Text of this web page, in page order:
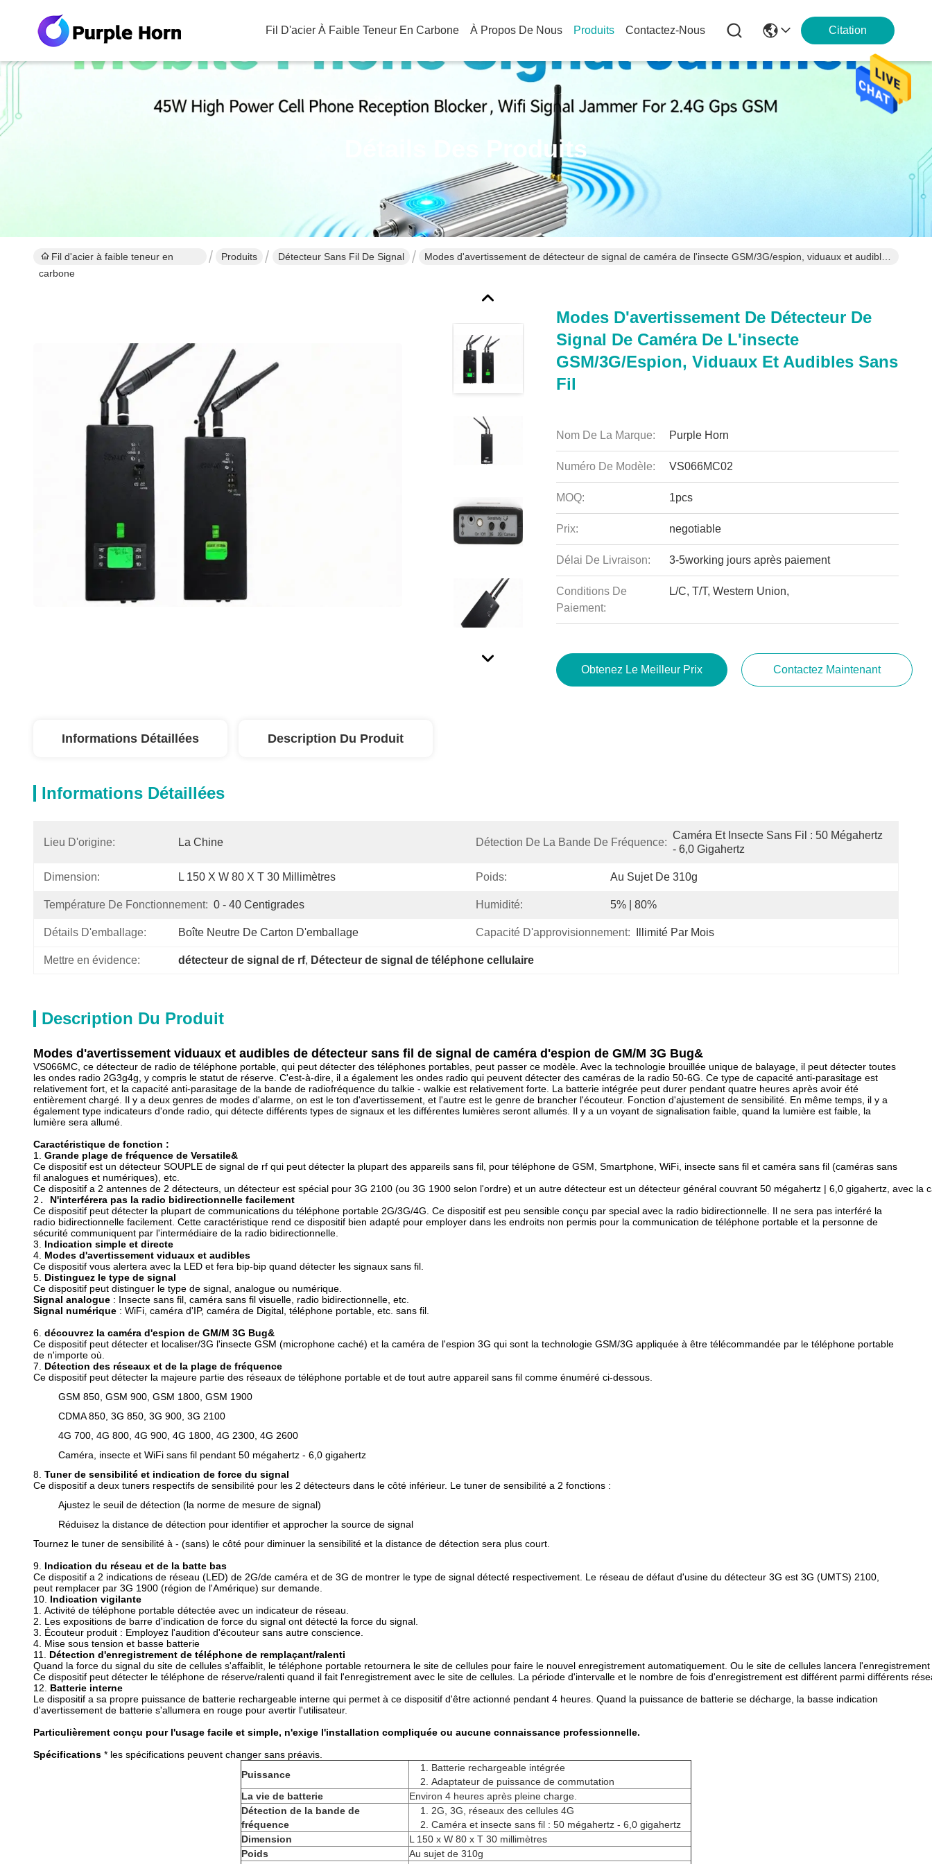
Fil D'acier À Faible Teneur En Carbone À Propos De Nous Produits Contactez-Nous Citation
Détails Des Produits
Fil d'acier à faible teneur en
carbone
Produits Détecteur Sans Fil De Signal
Modes d'avertissement de détecteur de signal de caméra de l'insecte GSM/3G/espion, viduaux et audibles
Modes D'avertissement De Détecteur De
Signal De Caméra De L'insecte
GSM/3G/espion, Viduaux Et Audibles Sans
Fil
Nom De La Marque: Purple Horn
Numéro De Modèle: VS066MC02
MOQ: 1pcs
Prix: negotiable
Délai De Livraison: 3-5working jours après paiement
Conditions De
Paiement:
L/C, T/T, Western Union,
Obtenez Le Meilleur Prix Contactez Maintenant
Informations Détaillées Description Du Produit
Informations Détaillées
Lieu D'origine: La Chine Détection De La Bande De Fréquence:
Caméra Et Insecte Sans Fil : 50 Mégahertz
- 6,0 Gigahertz
Dimension: L 150 X W 80 X T 30 Millimètres Poids: Au Sujet De 310g
Température De Fonctionnement: 0 - 40 Centigrades Humidité: 5% | 80%
Détails D'emballage: Boîte Neutre De Carton D'emballage Capacité D'approvisionnement: Illimité Par Mois
Mettre en évidence: détecteur de signal de rf, Détecteur de signal de téléphone cellulaire
Description Du Produit
Modes d'avertissement viduaux et audibles de détecteur sans fil de signal de caméra d'espion de GM/M 3G Bug&
VS066MC, ce détecteur de radio de téléphone portable, qui peut détecter des téléphones portables, peut passer ce modèle. Avec la technologie brouillée unique de balayage, il peut détecter toutes
les ondes radio 2G3g4g, y compris le statut de réserve. C'est-à-dire, il a également les ondes radio qui peuvent détecter des caméras de la radio 50-6G. Ce type de capacité anti-parasitage est
relativement fort, et la capacité anti-parasitage de la bande de radiofréquence du talkie - walkie est relativement forte. La batterie intégrée peut durer pendant quatre heures après avoir été
entièrement chargé. Il y a deux genres de modes d'alarme, on est le ton d'avertissement, et l'autre est le genre de brancher l'écouteur. Fonction d'ajustement de sensibilité. En même temps, il y a
également type indicateurs d'onde radio, qui détecte différents types de signaux et les différentes lumières seront allumés. Il y a un voyant de signalisation faible, quand la lumière est faible, la
lumière sera allumé.
Caractéristique de fonction :
1. Grande plage de fréquence de Versatile&
Ce dispositif est un détecteur SOUPLE de signal de rf qui peut détecter la plupart des appareils sans fil, pour téléphone de GSM, Smartphone, WiFi, insecte sans fil et caméra sans fil (caméras sans
fil analogues et numériques), etc.
Ce dispositif a 2 antennes de 2 détecteurs, un détecteur est spécial pour 3G 2100 (ou 3G 1900 selon l'ordre) et un autre détecteur est un détecteur général couvrant 50 mégahertz | 6,0 gigahertz, avec
2. N'interférera pas la radio bidirectionnelle facilement
Ce dispositif peut détecter la plupart de communications du téléphone portable 2G/3G/4G. Ce dispositif est peu sensible conçu par special avec la radio bidirectionnelle. Il ne sera pas interféré la
radio bidirectionnelle facilement. Cette caractéristique rend ce dispositif bien adapté pour employer dans les endroits non permis pour la communication de téléphone portable et la personne de
sécurité communiquent par l'intermédiaire de la radio bidirectionnelle.
3. Indication simple et directe
4. Modes d'avertissement viduaux et audibles
Ce dispositif vous alertera avec la LED et fera bip-bip quand détecter les signaux sans fil.
5. Distinguez le type de signal
Ce dispositif peut distinguer le type de signal, analogue ou numérique.
Signal analogue : Insecte sans fil, caméra sans fil visuelle, radio bidirectionnelle, etc.
Signal numérique : WiFi, caméra d'IP, caméra de Digital, téléphone portable, etc. sans fil.
6. découvrez la caméra d'espion de GM/M 3G Bug&
Ce dispositif peut détecter et localiser/3G l'insecte GSM (microphone caché) et la caméra de l'espion 3G qui sont la technologie GSM/3G appliquée à être télécommandée par le téléphone portable
de n'importe où.
7. Détection des réseaux et de la plage de fréquence
Ce dispositif peut détecter la majeure partie des réseaux de téléphone portable et de tout autre appareil sans fil comme énuméré ci-dessous.
GSM 850, GSM 900, GSM 1800, GSM 1900
CDMA 850, 3G 850, 3G 900, 3G 2100
4G 700, 4G 800, 4G 900, 4G 1800, 4G 2300, 4G 2600
Caméra, insecte et WiFi sans fil pendant 50 mégahertz - 6,0 gigahertz
8. Tuner de sensibilité et indication de force du signal
Ce dispositif a deux tuners respectifs de sensibilité pour les 2 détecteurs dans le côté inférieur. Le tuner de sensibilité a 2 fonctions :
Ajustez le seuil de détection (la norme de mesure de signal)
Réduisez la distance de détection pour identifier et approcher la source de signal
Tournez le tuner de sensibilité à - (sans) le côté pour diminuer la sensibilité et la distance de détection sera plus court.
9. Indication du réseau et de la batte bas
Ce dispositif a 2 indications de réseau (LED) de 2G/de caméra et de 3G de montrer le type de signal détecté respectivement. Le réseau de défaut d'usine du détecteur 3G est 3G (UMTS) 2100,
peut remplacer par 3G 1900 (région de l'Amérique) sur demande.
10. Indication vigilante
1. Activité de téléphone portable détectée avec un indicateur de réseau.
2. Les expositions de barre d'indication de force du signal ont détecté la force du signal.
3. Écouteur produit : Employez l'audition d'écouteur sans autre conscience.
4. Mise sous tension et basse batterie
11. Détection d'enregistrement de téléphone de remplaçant/ralenti
Quand la force du signal du site de cellules s'affaiblit, le téléphone portable retournera le site de cellules pour faire le nouvel enregistrement automatiquement. Ou le site de cellules lancera
Ce dispositif peut détecter le téléphone de réserve/ralenti quand il fait l'enregistrement avec le site de cellules. La période d'intervalle et le nombre de fois d'enregistrement est différent parmi différents
12. Batterie interne
Le dispositif a sa propre puissance de batterie rechargeable interne qui permet à ce dispositif d'être actionné pendant 4 heures. Quand la puissance de batterie se décharge, la basse indication
d'avertissement de batterie s'allumera en rouge pour avertir l'utilisateur.
Particulièrement conçu pour l'usage facile et simple, n'exige l'installation compliquée ou aucune connaissance professionnelle.
Spécifications * les spécifications peuvent changer sans préavis.
Puissance
1. Batterie rechargeable intégrée
2. Adaptateur de puissance de commutation
La vie de batterie
Environ 4 heures après pleine charge.
Détection de la bande de
fréquence
1. 2G, 3G, réseaux des cellules 4G
2. Caméra et insecte sans fil : 50 mégahertz - 6,0 gigahertz
Dimension
L 150 x W 80 x T 30 millimètres
Poids
Au sujet de 310g